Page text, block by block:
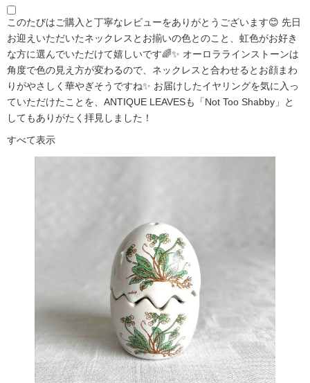
このたびはご購入と丁寧なレビューをありがとうございます😊 先日
お迎えいただいたネックレスとお揃いの色とのこと、虹色がお好き
な方に選んでいただけて嬉しいです🌈✨ オーロララインストーンは
角度で色の見え方が変わるので、ネックレスと合わせるとお顔まわ
りがやさしく華やぎそうですね✨ お届けしたイヤリングを気に入っ
ていただけたことを、ANTIQUE LEAVESも「Not Too Shabby」と
してもありがたく拝見しました！
すべて表示